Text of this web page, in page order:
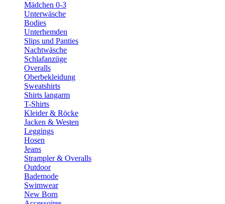
Mädchen 0-3
Unterwäsche
Bodies
Unterhemden
Slips und Panties
Nachtwäsche
Schlafanzüge
Overalls
Oberbekleidung
Sweatshirts
Shirts langarm
T-Shirts
Kleider & Röcke
Jacken & Westen
Leggings
Hosen
Jeans
Strampler & Overalls
Outdoor
Bademode
Swimwear
New Born